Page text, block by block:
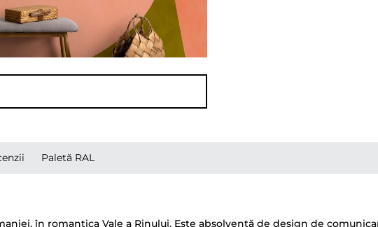
Paletă RAL
în romantica Vale a Rinului. Este absolventă de design de